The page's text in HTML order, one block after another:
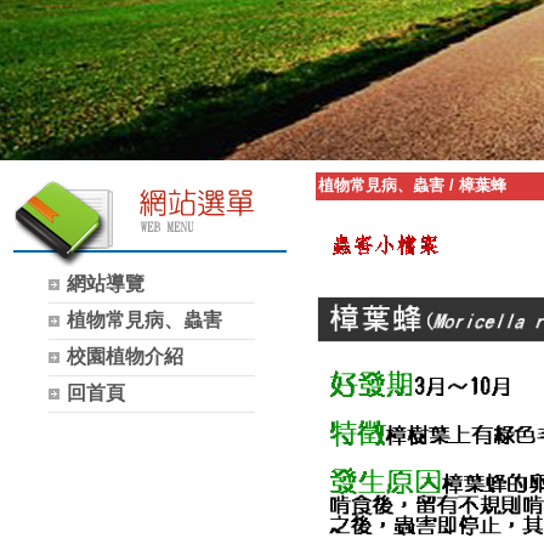
網站導覽
植物常見病、蟲害
校園植物介紹
回首頁
植物常見病、蟲害 / 樟葉蜂